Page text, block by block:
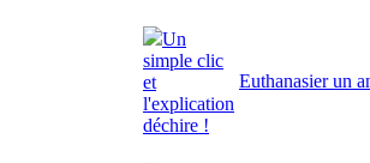
Un
simple clic
et
l'explication
déchire !
Euthanasier un